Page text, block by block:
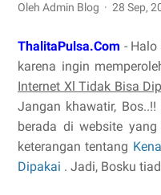
Oleh Admin Blog 28 Sep,
ThalitaPulsa.Com -
karena ingin
Internet Xl Tidak Bisa
Jangan khawatir,
berada di website
keterangan tentang
Dipakai . Jadi, Bosku